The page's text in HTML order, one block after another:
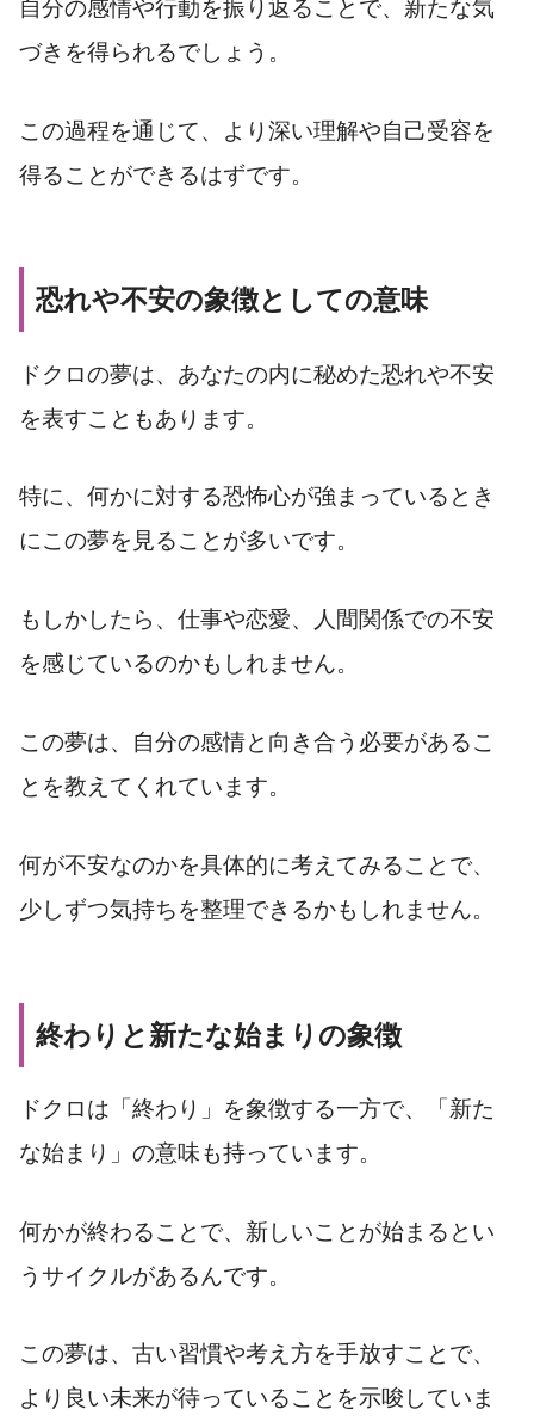
自分の感情や行動を振り返ることで、新たな気
づきを得られるでしょう。
この過程を通じて、より深い理解や自己受容を
得ることができるはずです。
恐れや不安の象徴としての意味
ドクロの夢は、あなたの内に秘めた恐れや不安
を表すこともあります。
特に、何かに対する恐怖心が強まっているとき
にこの夢を見ることが多いです。
もしかしたら、仕事や恋愛、人間関係での不安
を感じているのかもしれません。
この夢は、自分の感情と向き合う必要があるこ
とを教えてくれています。
何が不安なのかを具体的に考えてみることで、
少しずつ気持ちを整理できるかもしれません。
終わりと新たな始まりの象徴
ドクロは「終わり」を象徴する一方で、「新た
な始まり」の意味も持っています。
何かが終わることで、新しいことが始まるとい
うサイクルがあるんです。
この夢は、古い習慣や考え方を手放すことで、
より良い未来が待っていることを示唆していま